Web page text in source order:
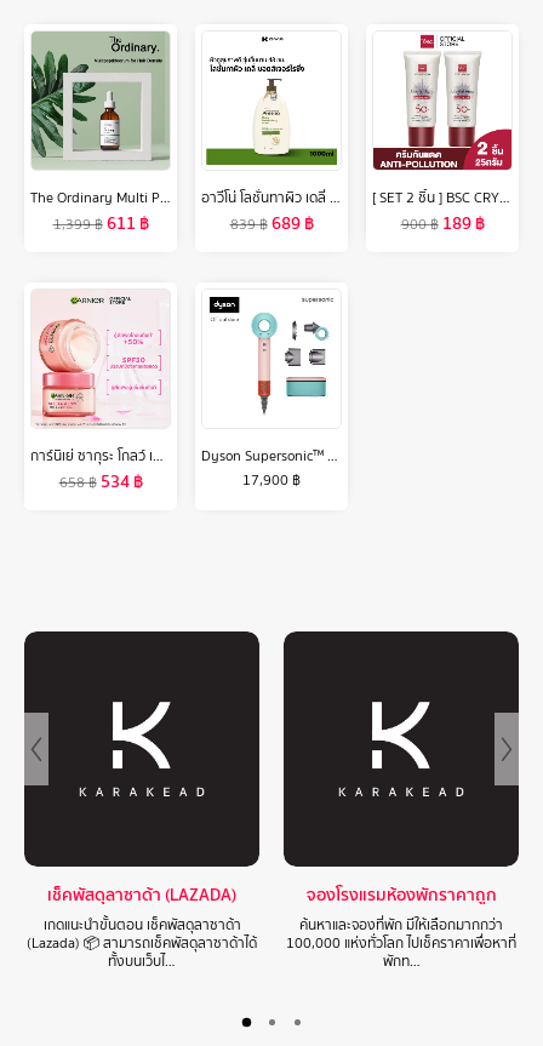
The Ordinary Multi Peptide Serum Hair Density 60ml
1,399฿611 ฿
อาวีโน่ โลชั่นทาผิว เดลี่ มอยส์เจอร์ไรซิ่ง โลชั่น 1000 มล. Aveeno Daily Moisturizing Lotion 1000 ml.
839฿689฿
[ SET 2 ชิ้น ] BSC CRYSTAL AURA SUNSCREEN SPF 50 PA+++ ANTI-POLLUTION 25 กรัม ครีมกันแดด best seller จาก BSC ป้องกันรังสี UVA1 UVA2 เทคโนโลยีใหม่ล่าสุด ของ BSC ให้กันแดด ดียิ่งขึ้น ซึมเร็วเบาบาง ครีม กัน แดด
900฿ 189฿
การ์นิเย่ ซากุระ โกลว์ เซต เดย์ครีม SPF30 50มล.+ไนท์ครีม 50มล Garnier Day+Night Cream 50ml ครีมทาหน้า ครีมบำรุงผิวหน้า
658฿ 534฿
Dyson Supersonic™ hair dryer HD15 (Ceramic Pop) ไดร์เป่าผม สีเซรามิก ป็อบ
17,900 ฿
เช็คพัสดุลาซาด้า (LAZADA)
เกดแนะนำขั้นตอน เช็คพัสดุลาซาด้า
(Lazada) 📦 สามารถเช็คพัสดุลาซาด้าได้
ทั้งบนเว็บไ…
จองโรงแรมห้องพักราคาถูก
ค้นหาและจองที่พัก มีให้เลือกมากกว่า
100,000 แห่งทั่วโลก ไปเช็คราคาเพื่อหาที่
พักท…